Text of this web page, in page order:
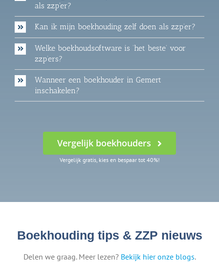
als zzp'er?
Kan ik mijn boekhouding zelf doen als zzp’er?
Welke boekhoudsoftware is ‘het beste’ voor
zzp’ers?
Wanneer een boekhouder in Gemert
inschakelen?
Vergelijk boekhouders
Vergelijk gratis, kies en bespaar tot 40%!
Boekhouding tips & ZZP nieuws
Delen we graag. Meer lezen? Bekijk hier onze blogs.